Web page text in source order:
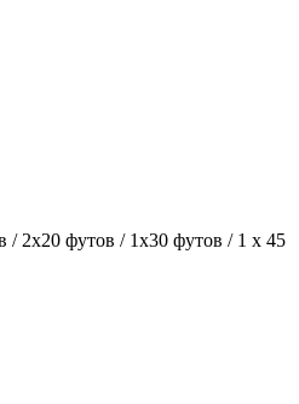
/ 2x20 футов / 1x30 футов / 1 x 45